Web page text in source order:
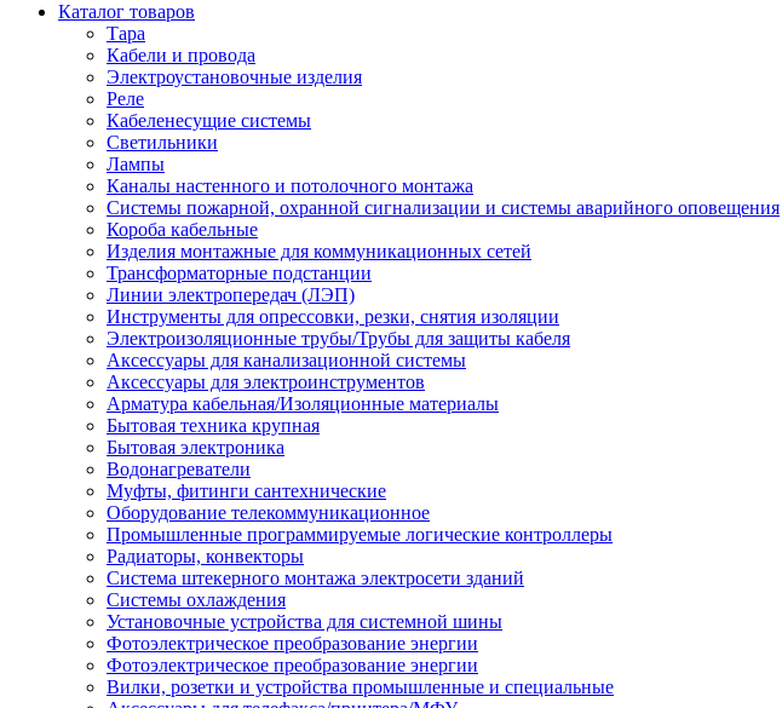
Каталог товаров
Тара
Кабели и провода
Электроустановочные изделия
Реле
Кабеленесущие системы
Светильники
Лампы
Каналы настенного и потолочного монтажа
Системы пожарной, охранной сигнализации и системы аварийного оповещения
Короба кабельные
Изделия монтажные для коммуникационных сетей
Трансформаторные подстанции
Линии электропередач (ЛЭП)
Инструменты для опрессовки, резки, снятия изоляции
Электроизоляционные трубы/Трубы для защиты кабеля
Аксессуары для канализационной системы
Аксессуары для электроинструментов
Арматура кабельная/Изоляционные материалы
Бытовая техника крупная
Бытовая электроника
Водонагреватели
Муфты, фитинги сантехнические
Оборудование телекоммуникационное
Промышленные программируемые логические контроллеры
Радиаторы, конвекторы
Система штекерного монтажа электросети зданий
Системы охлаждения
Установочные устройства для системной шины
Фотоэлектрическое преобразование энергии
Фотоэлектрическое преобразование энергии
Вилки, розетки и устройства промышленные и специальные